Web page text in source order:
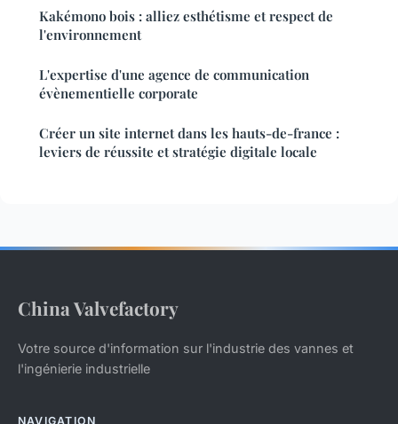
Kakémono bois : alliez esthétisme et respect de
l'environnement
L'expertise d'une agence de communication
évènementielle corporate
Créer un site internet dans les hauts-de-france :
leviers de réussite et stratégie digitale locale
China Valvefactory
Votre source d'information sur l'industrie des vannes et
l'ingénierie industrielle
NAVIGATION